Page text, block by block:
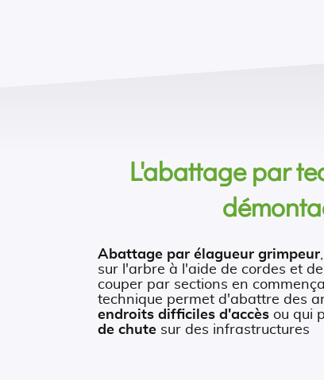
L'abattage par
Abattage par élagueur grimpeur
sur l'arbre à l'aide de cordes et
couper par sections en
technique permet d'abattre des
endroits difficiles d'accès ou qui
de chute sur des infrastructures